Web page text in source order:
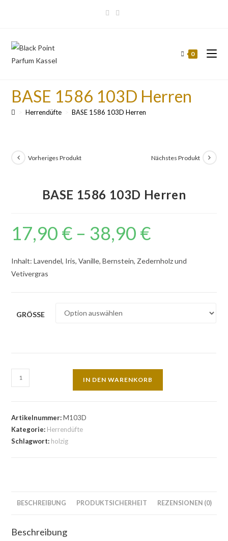
0
BASE 1586 103D Herren
Herrendüfte BASE 1586 103D Herren
Vorheriges Produkt Nächstes Produkt
BASE 1586 103D Herren
17,90 € – 38,90 €
Inhalt: Lavendel, Iris, Vanille, Bernstein, Zedernholz und
Vetivergras
GRÖSSE
IN DEN WARENKORB
Artikelnummer:M103D
Kategorie: Herrendüfte
Schlagwort: holzig
BESCHREIBUNG PRODUKTSICHERHEIT REZENSIONEN (0)
Beschreibung